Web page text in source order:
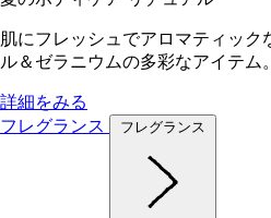
肌にフレッシュでアロマティック
ル＆ゼラニウムの多彩なアイテム。
詳細をみる
フレグランス
フレグランス